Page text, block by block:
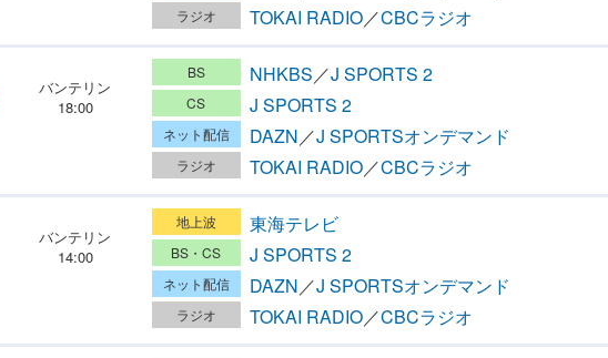
TOKAI RADIO／CBCラジオ
バンテリン
18:00
NHKBS／J SPORTS 2
J SPORTS 2
DAZN／J SPORTSオンデマンド
TOKAI RADIO／CBCラジオ
バンテリン
14:00
東海テレビ
J SPORTS 2
DAZN／J SPORTSオンデマンド
TOKAI RADIO／CBCラジオ